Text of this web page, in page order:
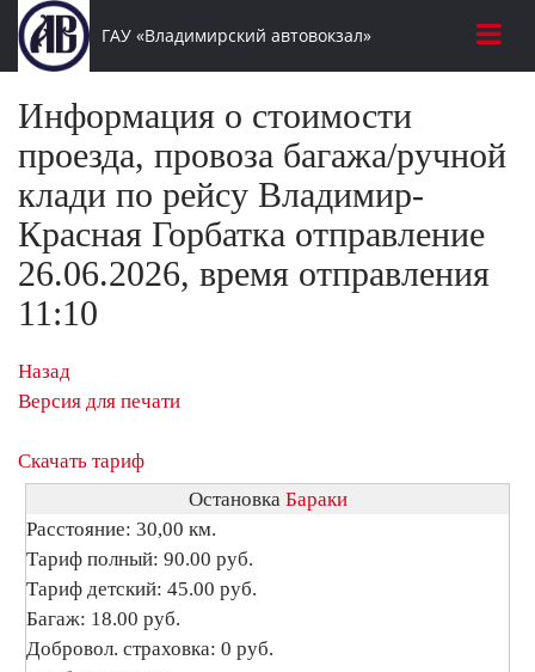
ГАУ «Владимирский автовокзал»
Информация о стоимости
проезда, провоза багажа/ручной
клади по рейсу Владимир-
Красная Горбатка отправление
26.06.2026, время отправления
11:10
Назад
Версия для печати
Скачать тариф
Остановка Бараки
Расстояние: 30,00 км.
Тариф полный: 90.00 руб.
Тариф детский: 45.00 руб.
Багаж: 18.00 руб.
Добровол. страховка: 0 руб.